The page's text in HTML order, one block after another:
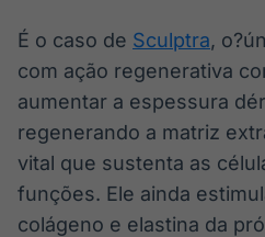
de
É o caso de Sculptra,
com ação regenerativa
aumentar a espessura
regenerando a matriz
vital que sustenta as
funções. Ele ainda
colágeno e elastina da